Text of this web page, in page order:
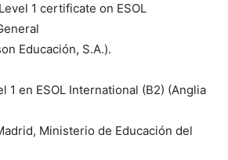
1 certificate on ESOL
Educación, S.A.).
1 en ESOL International (B2) (Anglia
Ministerio de Educación del